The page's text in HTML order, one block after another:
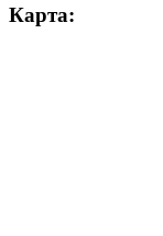
Карта: